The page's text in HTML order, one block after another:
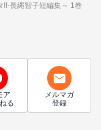
長縄智子短編集～ 1巻
ア
る
メルマガ
登録